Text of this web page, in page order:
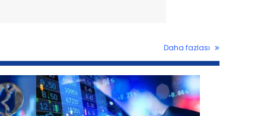
Daha fazlası